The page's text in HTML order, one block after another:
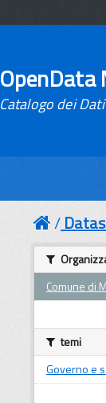
OpenData
Catalogo dei
Comune di
temi
Governo e